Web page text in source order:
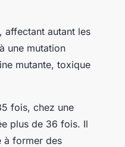
affectant autant les
une mutation
mutante, toxique
fois, chez une
plus de 36 fois. Il
à former des